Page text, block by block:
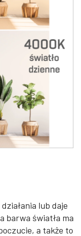
lub daje
barwa światła ma
a także to